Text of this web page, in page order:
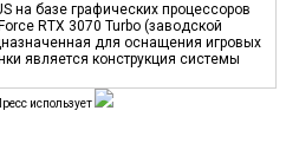
на базе графических процессоров
RTX 3070 Turbo (заводской
для оснащения игровых
является конструкция системы
использует